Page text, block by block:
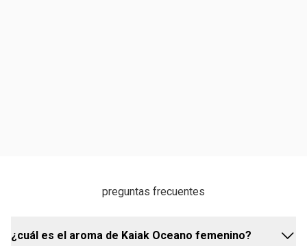
preguntas frecuentes
¿cuál es el aroma de Kaiak Oceano femenino?